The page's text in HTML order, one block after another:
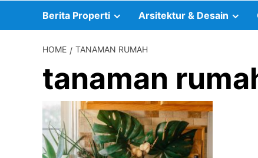
Berita Properti Arsitektur & Desain
HOME TANAMAN RUMAH
tanaman